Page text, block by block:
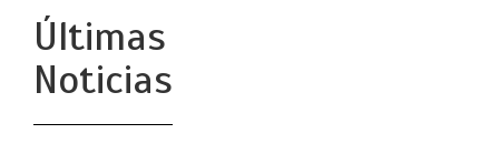
Últimas
Noticias